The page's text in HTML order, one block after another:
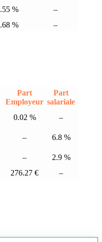
%
–
% –
Part
Employeur
Part
salariale
0.02 %
–
–
6.8 %
–
2.9 %
276.27 € –